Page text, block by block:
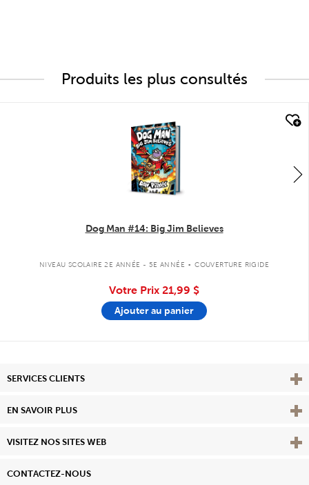
Produits les plus consultés
Dog Man #14: Big Jim Believes
NIVEAU SCOLAIRE 2E ANNÉE - 5E ANNÉE . COUVERTURE RIGIDE
Votre Prix 21,99 $
Ajouter au panier
SERVICES CLIENTS
EN SAVOIR PLUS View
VISITEZ NOS SITES WEB
CONTACTEZ-NOUS